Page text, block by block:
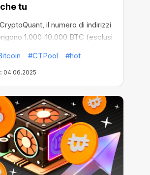
tu
il numero di indirizzi
1.000-10.000 BTC (esclusi
questo segnala una
degli investitori.
#CTPool #hot
04.06.2025